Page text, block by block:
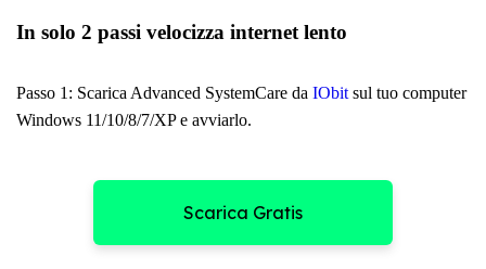
In solo 2 passi velocizza internet lento
Passo 1: Scarica Advanced SystemCare da IObit sul tuo computer
Windows 11/10/8/7/XP e avviarlo.
Scarica Gratis